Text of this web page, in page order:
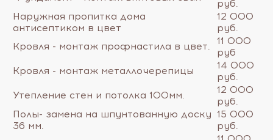
руб.
Наружная пропитка дома
антисептиком в цвет
12 000
руб.
Кровля - монтаж профнастила в цвет.
11 000
руб
Кровля - монтаж металлочерепицы
14 000
руб.
Утепление стен и потолка 100мм.
12 000
руб.
Полы- замена на шпунтованную доску
36 мм.
15 000
руб.